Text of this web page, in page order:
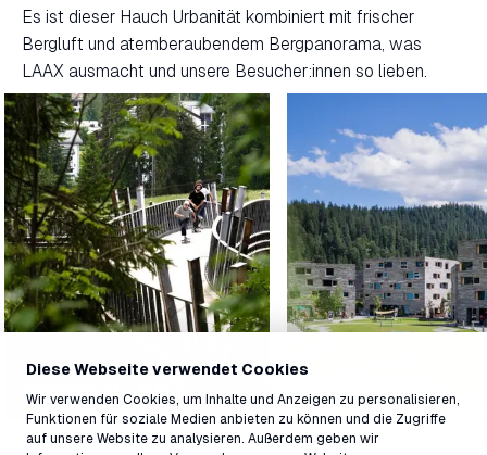
Diese Webseite verwendet Cookies
Wir verwenden Cookies, um Inhalte und Anzeigen zu personalisieren,
Funktionen für soziale Medien anbieten zu können und die Zugriffe
auf unsere Website zu analysieren. Außerdem geben wir
Es ist dieser Hauch Urbanität kombiniert mit frischer
Bergluft und atemberaubendem Bergpanorama, was
LAAX ausmacht und unsere Besucher:innen so lieben.
Entertainment von früh bis spät
Finde die passende